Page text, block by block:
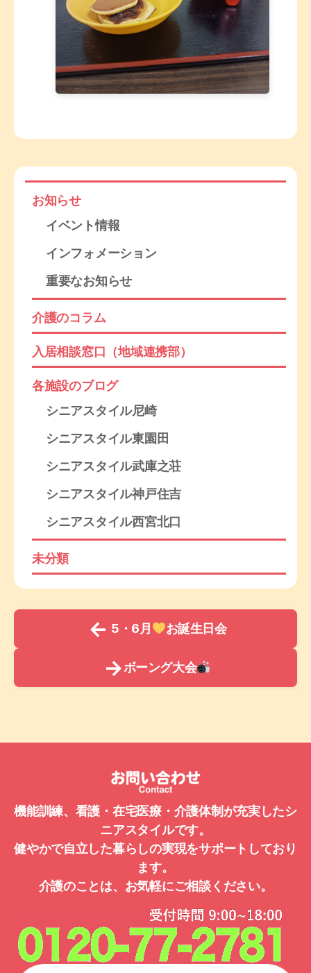
お知らせ
イベント情報
インフォメーション
重要なお知らせ
介護のコラム
入居相談窓口（地域連携部）
各施設のブログ
シニアスタイル尼崎
シニアスタイル東園田
シニアスタイル武庫之荘
シニアスタイル神戸住吉
シニアスタイル西宮北口
未分類
← 5・6月 お誕生日会
→ボーング大会
機能訓練、看護・在宅医療・介護体制が充実したシ
ニアスタイルです。
健やかで自立した暮らしの実現をサポートしており
ます。
介護のことは、お気軽にご相談ください。